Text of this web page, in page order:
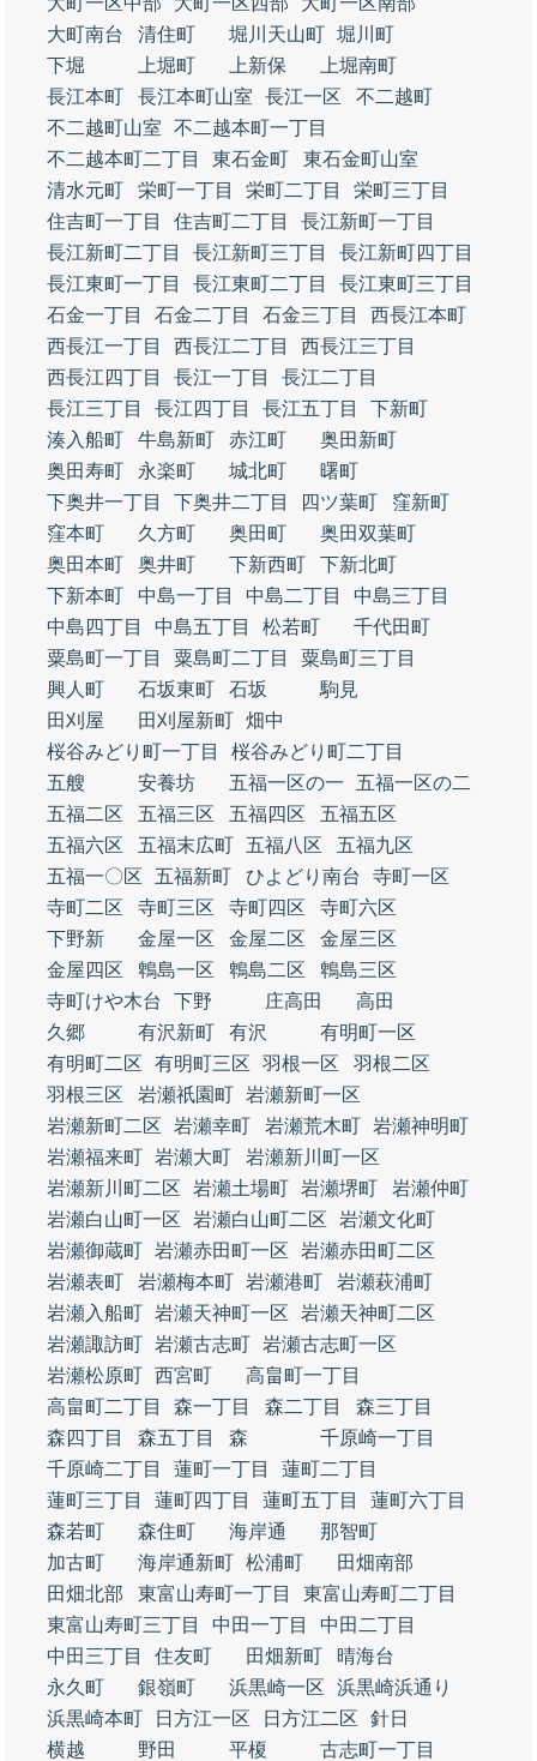
大町南台
清住町 堀川天山町 堀川町
下堀
上堀町 上新保
上堀南町
長江本町
長江本町山室 長江一区
不二越町
不二越町山室
不二越本町一丁目
不二越本町二丁目
東石金町
東石金町山室
清水元町
栄町一丁目 栄町二丁目
栄町三丁目
住吉町一丁目
住吉町二丁目
長江新町一丁目
長江新町二丁目
長江新町三丁目
長江新町四丁目
長江東町一丁目
長江東町二丁目
長江東町三丁目
石金一丁目
石金二丁目 石金三丁目
西長江本町
西長江一丁目
西長江二丁目
西長江三丁目
西長江四丁目
長江一丁目
長江二丁目
長江三丁目
長江四丁目 長江五丁目
下新町
湊入船町
牛島新町 赤江町
奥田新町
奥田寿町
永楽町 城北町
曙町
下奥井一丁目
下奥井二丁目 四ツ葉町
窪新町
窪本町
久方町 奥田町
奥田双葉町
奥田本町
奥井町 下新西町
下新北町
下新本町
中島一丁目 中島二丁目
中島三丁目
中島四丁目
中島五丁目 松若町
千代田町
粟島町一丁目
粟島町二丁目
粟島町三丁目
興人町
石坂東町 石坂
駒見
田刈屋
田刈屋新町 畑中
桜谷みどり町一丁目
桜谷みどり町二丁目
五艘
安養坊 五福一区の一
五福一区の二
五福二区
五福三区 五福四区
五福五区
五福六区
五福末広町 五福八区
五福九区
五福一〇区
五福新町 ひよどり南台
寺町一区
寺町二区
寺町三区 寺町四区
寺町六区
下野新
金屋一区 金屋二区
金屋三区
金屋四区
鵯島一区 鵯島二区
鵯島三区
寺町けや木台
下野 庄高田
高田
久郷
有沢新町 有沢
有明町一区
有明町二区
有明町三区 羽根一区
羽根二区
羽根三区
岩瀬祇園町 岩瀬新町一区
岩瀬新町二区
岩瀬幸町 岩瀬荒木町 岩瀬神明町
岩瀬福来町 岩瀬大町
岩瀬新川町一区
岩瀬新川町二区
岩瀬土場町 岩瀬堺町
岩瀬仲町
岩瀬白山町一区
岩瀬白山町二区
岩瀬文化町
岩瀬御蔵町 岩瀬赤田町一区
岩瀬赤田町二区
岩瀬表町
岩瀬梅本町 岩瀬港町
岩瀬萩浦町
岩瀬入船町 岩瀬天神町一区
岩瀬天神町二区
岩瀬諏訪町 岩瀬古志町 岩瀬古志町一区
岩瀬松原町 西宮町
高畠町一丁目
高畠町二丁目
森一丁目 森二丁目
森三丁目
森四丁目
森五丁目 森
千原崎一丁目
千原崎二丁目
蓮町一丁目
蓮町二丁目
蓮町三丁目
蓮町四丁目 蓮町五丁目
蓮町六丁目
森若町
森住町 海岸通
那智町
加古町
海岸通新町 松浦町
田畑南部
田畑北部
東富山寿町一丁目
東富山寿町二丁目
東富山寿町三丁目
中田一丁目
中田二丁目
中田三丁目
住友町 田畑新町
晴海台
永久町
銀嶺町 浜黒崎一区
浜黒崎浜通り
浜黒崎本町
日方江一区 日方江二区
針日
横越
野田 平榎
古志町一丁目